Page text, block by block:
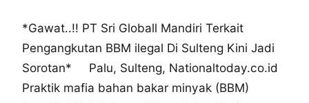
*Gawat..!! PT Sri Globall Mandiri Terkait
Pengangkutan BBM ilegal Di Sulteng Kini Jadi
Sorotan* Palu, Sulteng, Nationaltoday.co.id
Praktik mafia bahan bakar minyak (BBM)